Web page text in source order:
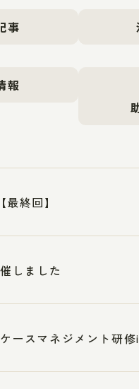
事
報
終回】
しました
ースマネジメント研修